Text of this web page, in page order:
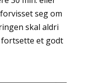
seg om
skal aldri
fortsette et godt